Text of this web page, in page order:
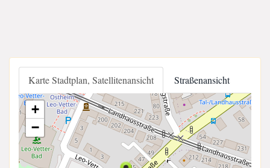
Karte Stadtplan, Satellitenansicht Straßenansicht
+
−